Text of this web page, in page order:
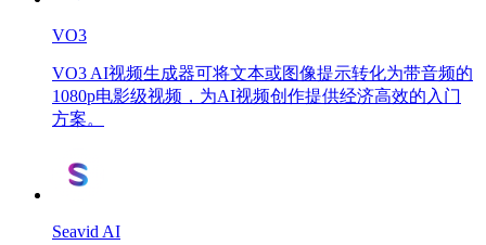
VO3
VO3 AI视频生成器可将文本或图像提示转化为带音频的
1080p电影级视频，为AI视频创作提供经济高效的入门
方案。
Seavid AI